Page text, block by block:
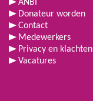
ANBI
Donateur worden
Contact
Medewerkers
Privacy en klachten
Vacatures